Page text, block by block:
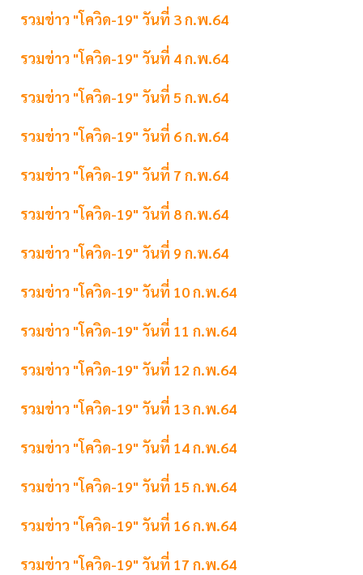
รวมข่าว "โควิด-19" วันที่ 3 ก.พ.64
รวมข่าว "โควิด-19" วันที่ 4 ก.พ.64
รวมข่าว "โควิด-19" วันที่ 5 ก.พ.64
รวมข่าว "โควิด-19" วันที่ 6 ก.พ.64
รวมข่าว "โควิด-19" วันที่ 7 ก.พ.64
รวมข่าว "โควิด-19" วันที่ 8 ก.พ.64
รวมข่าว "โควิด-19" วันที่ 9 ก.พ.64
รวมข่าว "โควิด-19" วันที่ 10 ก.พ.64
รวมข่าว "โควิด-19" วันที่ 11 ก.พ.64
รวมข่าว "โควิด-19" วันที่ 12 ก.พ.64
รวมข่าว "โควิด-19" วันที่ 13 ก.พ.64
รวมข่าว "โควิด-19" วันที่ 14 ก.พ.64
รวมข่าว "โควิด-19" วันที่ 15 ก.พ.64
รวมข่าว "โควิด-19" วันที่ 16 ก.พ.64
รวมข่าว "โควิด-19" วันที่ 17 ก.พ.64